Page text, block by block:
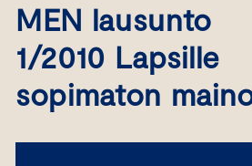
MEN lausunto
1/2010 Lapsille
sopimaton